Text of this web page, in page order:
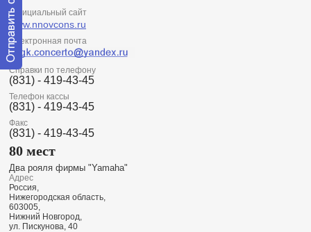
Официальный сайт
www.nnovcons.ru
Электронная почта
Справки по телефону
(831) - 419-43-45
Телефон кассы
(831) - 419-43-45
Факс
(831) - 419-43-45
80 мест
Два рояля фирмы "Yamaha"
Адрес
Россия,
Нижегородская область,
603005,
Нижний Новгород,
ул. Пискунова, 40
Отправить
сообщение
модератору